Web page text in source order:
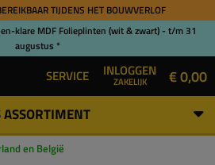
TIJDENS HET BOUWVERLOF
klare MDF Folieplinten (wit & zwart) - t/m 31
augustus *
SERVICE INLOGGEN
ZAKELIJK € 0,00
ASSORTIMENT
en België